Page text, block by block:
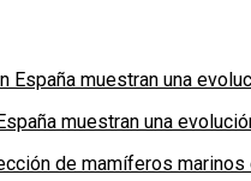
muestran una